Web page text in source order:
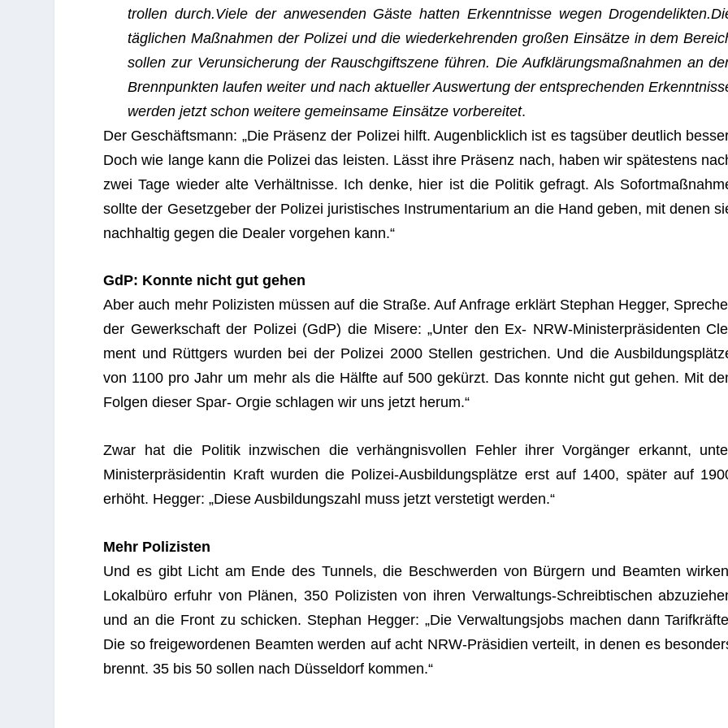
trol­len durch.Viele der anwe­sen­den Gäste hat­ten Erkennt­nisse wegen
täglichen Maß­nah­men der Poli­zei und die wie­der­keh­ren­den gro­ßen Einsätze in dem
sol­len zur Ver­un­si­che­rung der Rausch­gift­szene führen. Die Aufklärungsmaßnahmen an
Brenn­punk­ten lau­fen wei­ter und nach aktu­el­ler Aus­wer­tung der ent­spre­chen­den
wer­den jetzt schon wei­tere gemein­same Einsätze vor­be­rei­tet.
Der Geschäftsmann: „Die Präsenz der Poli­zei hilft. Augen­blick­lich ist es tagsüber deut­lich
Doch wie lange kann die Poli­zei das leis­ten. Lässt ihre Präsenz nach, haben wir spätestens
zwei Tage wie­der alte Verhältnisse. Ich denke, hier ist die Poli­tik gefragt. Als
sollte der Gesetz­ge­ber der Poli­zei juris­ti­sches Instru­men­ta­rium an die Hand geben, mit denen
nach­hal­tig gegen die Dea­ler vor­ge­hen kann.“
GdP: Konnte nicht gut gehen
Aber auch mehr Poli­zis­ten müssen auf die Straße. Auf Anfrage erklärt Ste­phan Heg­ger,
der Gewerk­schaft der Poli­zei (GdP) die Misere: „Unter den Ex- NRW-Ministerpräsidenten
ment und Rüttgers wur­den bei der Poli­zei 2000 Stel­len gestri­chen. Und die
von 1100 pro Jahr um mehr als die Hälfte auf 500 gekürzt. Das konnte nicht gut gehen. Mit
Fol­gen die­ser Spar- Orgie schla­gen wir uns jetzt herum.“
Zwar hat die Poli­tik inzwi­schen die verhängnisvollen Feh­ler ihrer Vorgänger erkannt,
Ministerpräsidentin Kraft wur­den die Polizei-Ausbildungsplätze erst auf 1400, später auf
erhöht. Heg­ger: „Diese Aus­bil­dungs­zahl muss jetzt ver­ste­tigt werden.“
Mehr Poli­zis­ten
Und es gibt Licht am Ende des Tun­nels, die Beschwer­den von Bürgern und Beam­ten
Lokalbüro erfuhr von Plänen, 350 Poli­zis­ten von ihren Ver­wal­tungs-Schreib­ti­schen
und an die Front zu schi­cken. Ste­phan Heg­ger: „Die Ver­wal­tungs­jobs machen dann
Die so frei­ge­wor­de­nen Beam­ten wer­den auf acht NRW-Präsidien ver­teilt, in denen es
brennt. 35 bis 50 sol­len nach Düsseldorf kommen.“